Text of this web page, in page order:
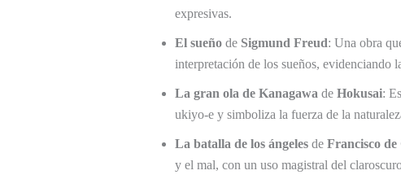
expresivas.
El sueño de Sigmund Freud: Una obra
interpretación de los sueños, evidenciando
La gran ola de Kanagawa de Hokusai:
ukiyo-e y simboliza la fuerza de la
La batalla de los ángeles de Francisco de
y el mal, con un uso magistral del